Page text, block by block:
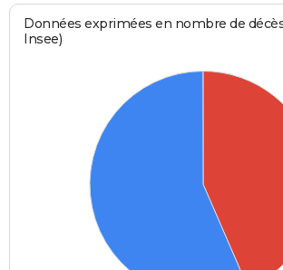
Données exprimées en nombre de
Insee)